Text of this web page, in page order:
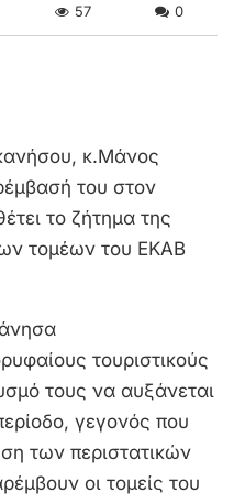
57 0
κ.Μάνος
του στον
το ζήτημα της
τομέων του ΕΚΑΒ
τουριστικούς
τους να αυξάνεται
γεγονός που
των περιστατικών
οι τομείς του